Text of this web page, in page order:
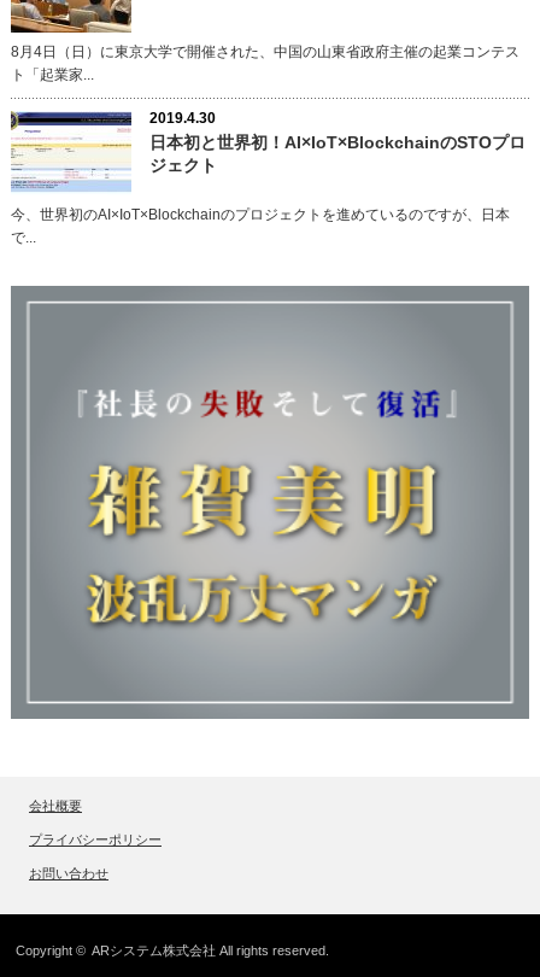
8月4日（日）に東京大学で開催された、中国の山東省政府主催の起業コンテス
ト「起業家...
2019.4.30
日本初と世界初！AI×IoT×BlockchainのSTOプロ
ジェクト
今、世界初のAI×IoT×Blockchainのプロジェクトを進めているのですが、日本
で...
会社概要
プライバシーポリシー
お問い合わせ
Copyright ©ARシステム株式会社 All rights reserved.